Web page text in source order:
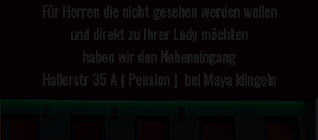
Für Herren die nicht gesehen werden wollen
und direkt zu Ihrer Lady möchten
haben wir den Nebeneingang
Hallerstr 35 A ( Pension ) bei Maya klingeln